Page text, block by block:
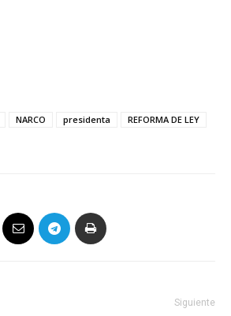
NARCO presidenta
REFORMA DE LEY
Siguiente